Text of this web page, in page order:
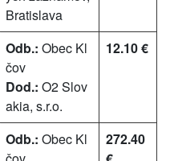
Bratislava
Odb.: Obec Kl
čov
Dod.: O2 Slov
akia, s.r.o.
12.10 €
Odb.: Obec Kl
272.40